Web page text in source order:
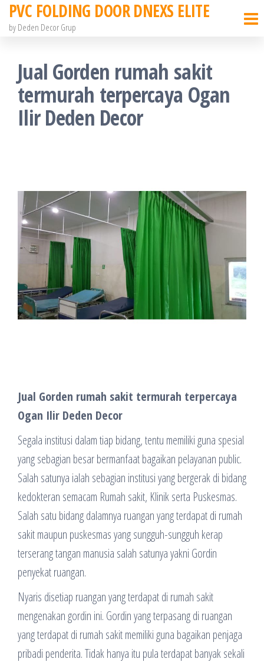
Skip
content
PVC FOLDING DOOR DNEXS ELITE
by Deden Decor Grup
Jual Gorden rumah sakit
termurah terpercaya Ogan
Ilir Deden Decor
Jual Gorden rumah sakit termurah terpercaya
Ogan Ilir Deden Decor
Segala institusi dalam tiap bidang, tentu memiliki guna spesial
yang sebagian besar bermanfaat bagaikan pelayanan public.
Salah satunya ialah sebagian institusi yang bergerak di bidang
kedokteran semacam Rumah sakit, Klinik serta Puskesmas.
Salah satu bidang dalamnya ruangan yang terdapat di rumah
sakit maupun puskesmas yang sungguh-sungguh kerap
terserang tangan manusia salah satunya yakni Gordin
penyekat ruangan.
Nyaris disetiap ruangan yang terdapat di rumah sakit
mengenakan gordin ini. Gordin yang terpasang di ruangan
yang terdapat di rumah sakit memiliki guna bagaikan penjaga
pribadi penderita. Tidak hanya itu pula terdapat banyak sekali